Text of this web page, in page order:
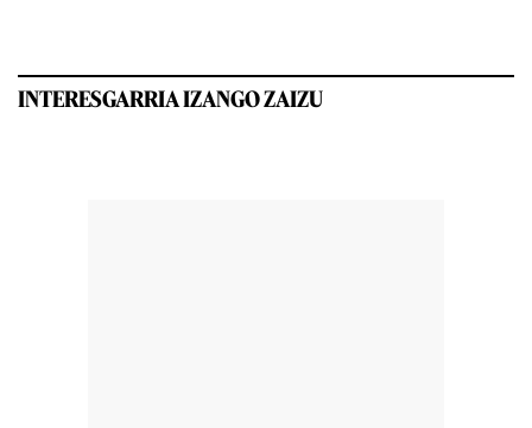
INTERESGARRIA IZANGO ZAIZU